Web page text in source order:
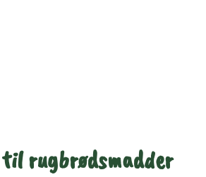
rugbrødsmadder